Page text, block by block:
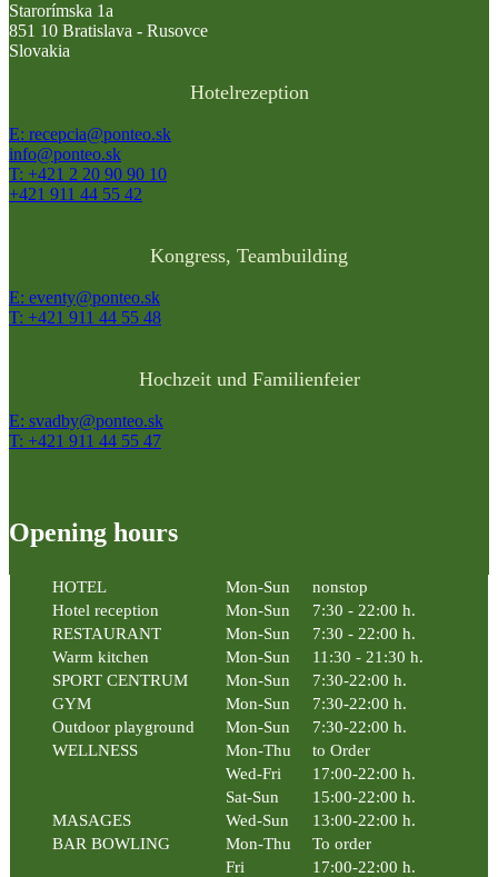
Starorímska 1a
851 10 Bratislava - Rusovce
Slovakia
Hotelrezeption
E: recepcia@ponteo.sk
info@ponteo.sk
T: +421 2 20 90 90 10
+421 911 44 55 42
Kongress, Teambuilding
E: eventy@ponteo.sk
T: +421 911 44 55 48
Hochzeit und Familienfeier
E: svadby@ponteo.sk
T: +421 911 44 55 47
Opening hours
HOTEL Mon-Sun
nonstop
Hotel reception
Mon-Sun
7:30 - 22:00 h.
RESTAURANT
Mon-Sun
7:30 - 22:00 h.
Warm kitchen
Mon-Sun
11:30 - 21:30 h.
SPORT CENTRUM
Mon-Sun
7:30-22:00 h.
GYM
Mon-Sun
7:30-22:00 h.
Outdoor playground
Mon-Sun
7:30-22:00 h.
WELLNESS
Mon-Thu
to Order
Wed-Fri
17:00-22:00 h.
Sat-Sun
15:00-22:00 h.
MASAGES
Wed-Sun
13:00-22:00 h.
BAR BOWLING
Mon-Thu
To order
Fri
17:00-22:00 h.